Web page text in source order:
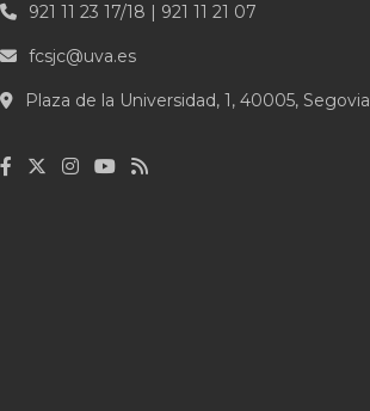
921 11 23 17/18 | 921 11 21 07
fcsjc@uva.es
Plaza de la Universidad, 1, 40005, Segovia